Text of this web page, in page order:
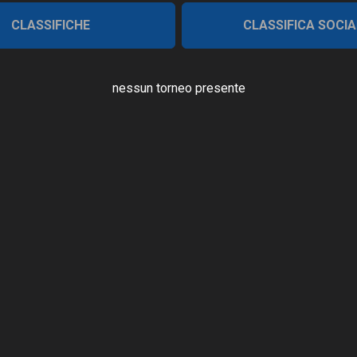
CLASSIFICHE CLASSIFICA
nessun torneo presente